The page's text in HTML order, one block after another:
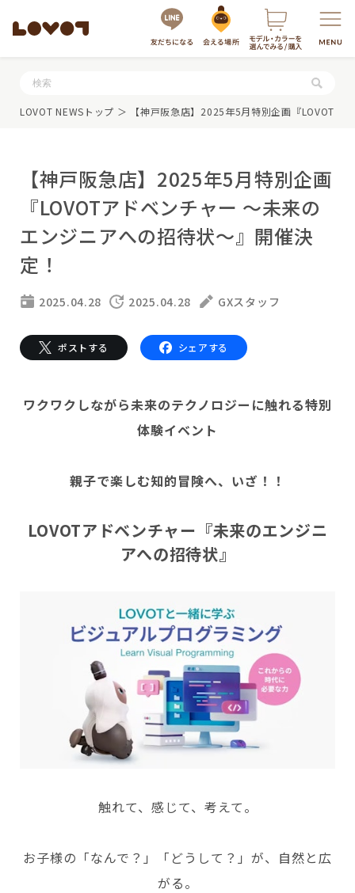
服・グッズの購入はこちら
LOVOTを選ぶ
LOVOT 3.0
LOVOT 3.0について詳しく
LOVOT 2.0
費用をシミュレーション / 購入
LOVOTのテクノロジー
LOVOTオーナーの声
LOVOTのアフターサービス
実証実験
15分の触れ合いでストレス低減
会いに行く
LOVOT MUSEUM - 日本橋浜町
LOVOT ストア
近くの会える場所を探す
LIVE配信
お迎えする
ご購入前のよくある質問
LOVOT紹介制度
訪問設定サポート
これからLOVOTをお迎えしたい方へ
お役立ちガイド
サポートサービス(ご契約者様用)
LOVOT コンシェルジュ
ウェブマニュアル
OFFICE LOVOT
お知らせ
LOVOT NEWSトップ ＞ 【神戸阪急店】2025年5月特別企画『LOVOTア
【神戸阪急店】2025年5月特別企画
『LOVOTアドベンチャー 〜未来の
エンジニアへの招待状〜』開催決
定！
2025.04.28 2025.04.28 GXスタッフ
ポストする シェアする
ワクワクしながら未来のテクノロジーに触れる特別
体験イベント
親子で楽しむ知的冒険へ、いざ！！
LOVOTアドベンチャー『未来のエンジニ
アへの招待状』
触れて、感じて、考えて。
お子様の「なんで？」「どうして？」が、自然と広
がる。